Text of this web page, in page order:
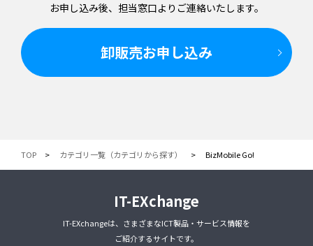
お申し込み後、担当窓口より ご連絡いたします。
卸販売お申し込み
TOP カテゴリ一覧（カテゴリから探す） BizMobile Go!
IT-EXchange
IT-EXchangeは、さまざまなICT製品・サービス情報を
ご紹介するサイトです。